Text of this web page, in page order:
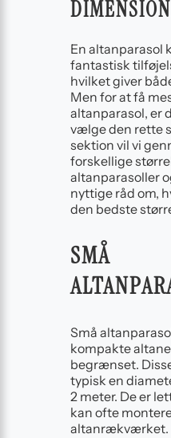
En altanparasol
fantastisk
hvilket giver
Men for at få
altanparasol, er
vælge den rette
sektion vil vi
forskellige
altanparasoller
nyttige råd om,
den bedste
SMÅ
Små
kompakte
begrænset.
typisk en
2 meter. De er
kan ofte
altanrækværket.